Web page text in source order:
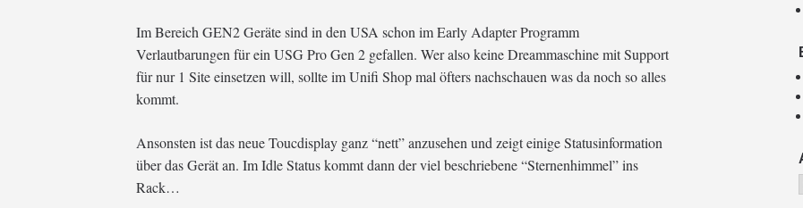
Im Bereich GEN2 Geräte sind in den USA schon im Early Adapter Programm
Verlautbarungen für ein USG Pro Gen 2 gefallen. Wer also keine Dreammaschine mit Support
für nur 1 Site einsetzen will, sollte im Unifi Shop mal öfters nachschauen was da noch so alles
kommt.
Ansonsten ist das neue Toucdisplay ganz “nett” anzusehen und zeigt einige Statusinformation
über das Gerät an. Im Idle Status kommt dann der viel beschriebene “Sternenhimmel” ins
Rack…